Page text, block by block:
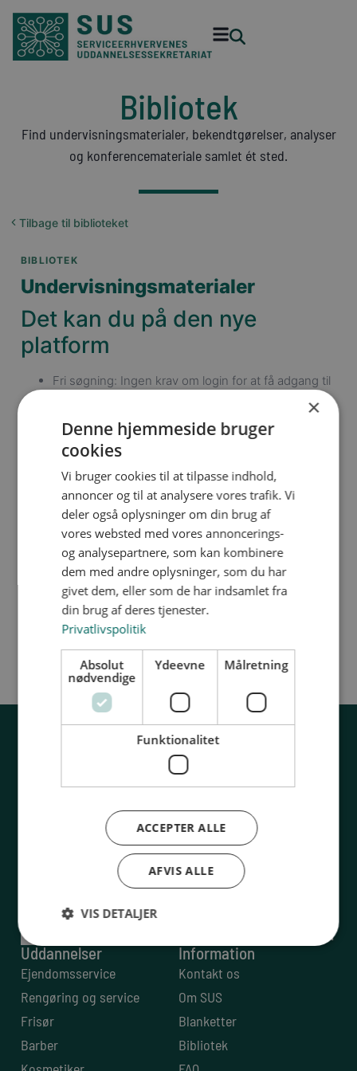
Bibliotek
Find undervisningsmaterialer, bekendtgørelser, analyser
og konferencemateriale samlet ét sted.
Tilbage til biblioteket
BIBLIOTEK
Undervisningsmaterialer
Det kan du på den nye
platform
Fri søgning: Ingen krav om login for at få adgang til
Alt-i-ét: Samler alle materialetyper og
kvalitetssikrede kilder på én adresse.
Inspiration: AI-assistent foreslår tværfaglige
muligheder og lignende materialer.
Materialer kan vises direkte på platformen
Materialer kan downloades enkeltvis eller samlet
Kurser og materialer er koblet sammen, så du
hurtigt ser, hvad der hører til hvad
Oplev den nye side her
Vesterbrogade 6D, 4. 1620 København V
CVR: 13 79 72 85
Uddannelser
Ejendomsservice
Rengøring og service
Frisør
Barber
Information
Kontakt os
Om SUS
Blanketter
Bibliotek
×
Denne hjemmeside bruger
cookies
Vi bruger cookies til at tilpasse indhold,
annoncer og til at analysere vores trafik. Vi
deler også oplysninger om din brug af
vores websted med vores annoncerings-
og analysepartnere, som kan kombinere
dem med andre oplysninger, som du har
givet dem, eller som de har indsamlet fra
din brug af deres tjenester.
Privatlivspolitik
Absolut
nødvendige
Ydeevne Målretning
Funktionalitet
ACCEPTER ALLE
AFVIS ALLE
VIS DETALJER